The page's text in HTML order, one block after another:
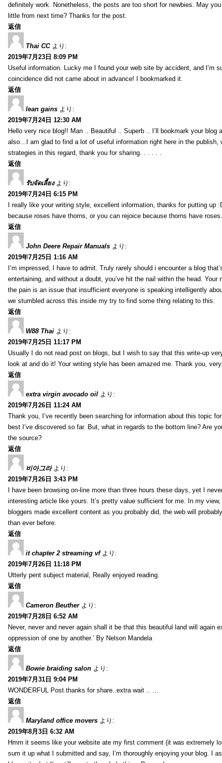
definitely work. Nonetheless, the posts are too short for newbies. May
little from next time? Thanks for the post.
返信
Thai CC より:
2019年7月23日 8:09 PM
Useful information. Lucky me I found your web site by accident, and I’m
coincidence did not came about in advance! I bookmarked it.
返信
lean gains より:
2019年7月24日 12:30 AM
Hello very nice blog!! Man .. Beautiful .. Superb .. I’ll bookmark your blog
also…I am glad to find a lot of useful information right here in the publish,
strategies in this regard, thank you for sharing. . . . . .
返信
รับจัดเลี้ยง より:
2019年7月24日 6:15 PM
I really like your writing style, excellent information, thanks for putting up
because roses have thorns, or you can rejoice because thorns have
返信
John Deere Repair Manuals より:
2019年7月25日 1:16 AM
I’m impressed, I have to admit. Truly rarely should i encounter a blog
entertaining, and without a doubt, you’ve hit the nail within the head. Your
the pain is an issue that insufficient everyone is speaking intelligently
we stumbled across this inside my try to find some thing relating to this.
返信
W88 Thai より:
2019年7月25日 11:17 PM
Usually I do not read post on blogs, but I wish to say that this write-up
look at and do it! Your writing style has been amazed me. Thank you,
返信
extra virgin avocado oil より:
2019年7月26日 11:24 AM
Thank you, I’ve recently been searching for information about this topic
best I’ve discovered so far. But, what in regards to the bottom line? Are
the source?
返信
비아그라 より:
2019年7月26日 3:43 PM
I have been browsing on-line more than three hours these days, yet I
interesting article like yours. It’s pretty value sufficient for me. In my
bloggers made excellent content as you probably did, the web will
than ever before.
返信
it chapter 2 streaming vf より:
2019年7月26日 11:18 PM
Utterly pent subject material, Really enjoyed reading.
返信
Cameron Beuther より:
2019年7月28日 6:52 AM
Never, never and never again shall it be that this beautiful land will again
oppression of one by another.’ By Nelson Mandela
返信
Bowie braiding salon より:
2019年7月31日 9:04 PM
WONDERFUL Post.thanks for share..extra wait .. …
返信
Maryland office movers より:
2019年8月3日 6:32 AM
Hmm it seems like your website ate my first comment (it was extremely
sum it up what I submitted and say, I’m thoroughly enjoying your blog. I